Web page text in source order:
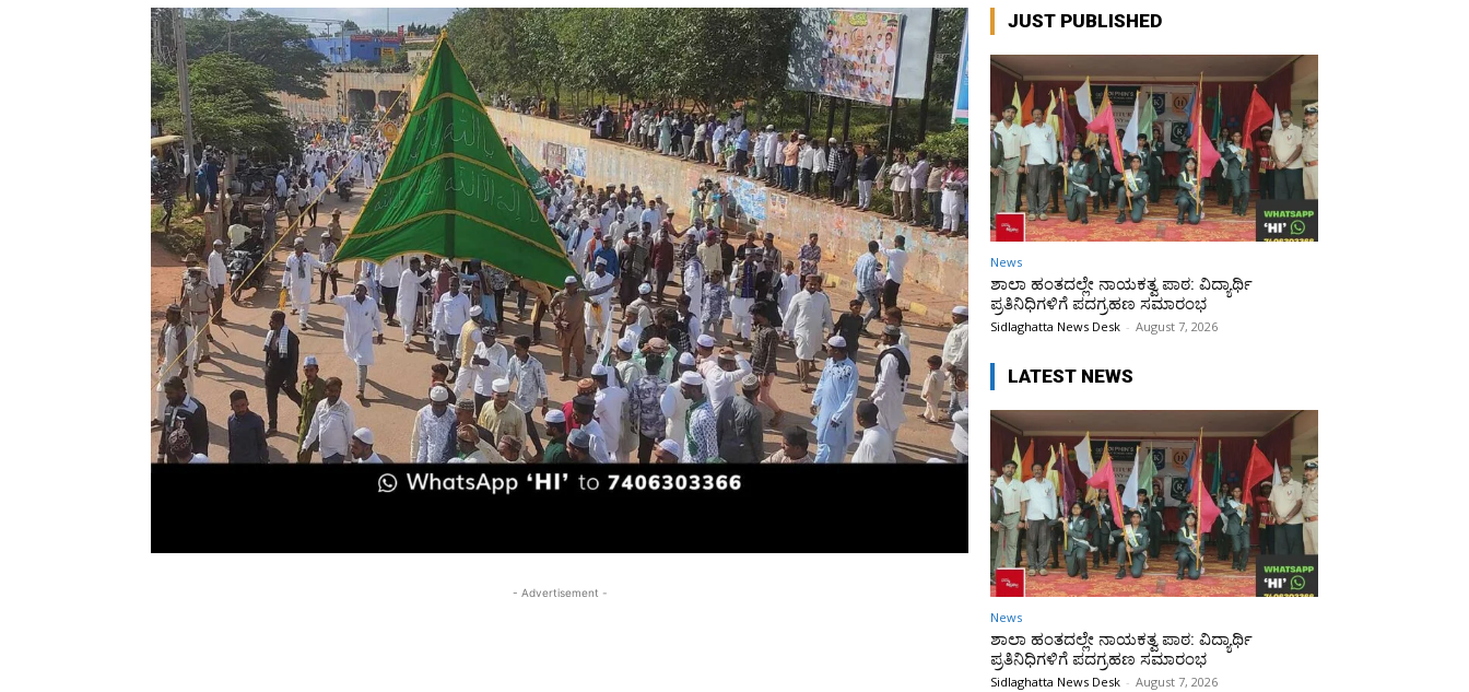
- Advertisement -
JUST PUBLISHED
News
ಶಾಲಾ ಹಂತದಲ್ಲೇ ನಾಯಕತ್ವ ಪಾಠ: ವಿದ್ಯಾರ್ಥಿ
ಪ್ರತಿನಿಧಿಗಳಿಗೆ ಪದಗ್ರಹಣ ಸಮಾರಂಭ
Sidlaghatta News Desk - August 7, 2026
LATEST NEWS
News
ಶಾಲಾ ಹಂತದಲ್ಲೇ ನಾಯಕತ್ವ ಪಾಠ: ವಿದ್ಯಾರ್ಥಿ
ಪ್ರತಿನಿಧಿಗಳಿಗೆ ಪದಗ್ರಹಣ ಸಮಾರಂಭ
Sidlaghatta News Desk - August 7, 2026